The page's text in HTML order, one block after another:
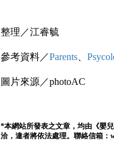
整理／江睿毓
參考資料／Parents、
圖片來源／photoAC
*本網站所發表之文章，均由《嬰
洽，違者將依法處理。聯絡信箱：